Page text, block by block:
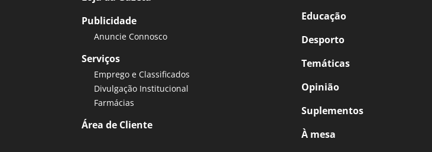
Publicidade
Anuncie Connosco
Serviços
Emprego e Classificados
Divulgação Institucional
Farmácias
Área de Cliente
Educação
Desporto
Temáticas
Opinião
Suplementos
À mesa